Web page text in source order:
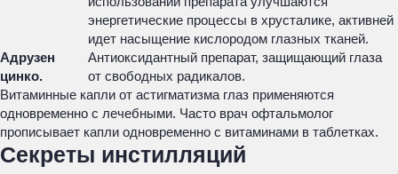
энергетические процессы в хрусталике, активней
идет насыщение кислородом глазных тканей.
Адрузен
цинко.
Антиоксидантный препарат, защищающий глаза
от свободных радикалов.
Витаминные капли от астигматизма глаз применяются
одновременно с лечебными. Часто врач офтальмолог
прописывает капли одновременно с витаминами в таблетках.
Секреты инстилляций